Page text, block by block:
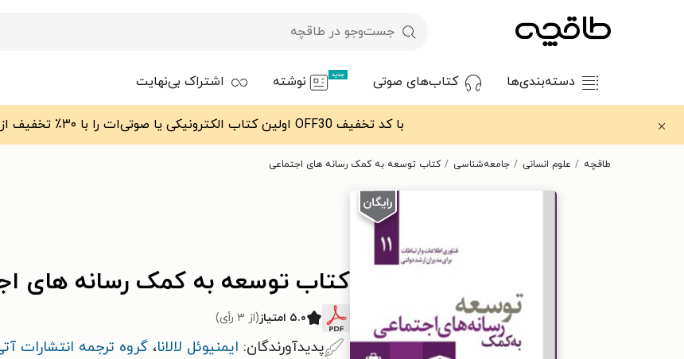
دسته‌بندی‌ها کتاب‌های صوتی جدید نوشته اشتراک بی‌نهایت
با کد تخفیف OFF30 اولین کتاب الکترونیکی یا صوتی‌ات را با ۳۰٪ تخفیف از طاقچه دریافت کن.
طاقچه علوم انسانی جامعه‌شناسی کتاب توسعه به کمک رسانه های اجتماعی
کتاب توسعه به کمک رسانه های
۵.۰ امتیاز (از ۳ رأی)
پدیدآورندگان: ایمنیوئل لالانا، گروه ترجمه انتشارات